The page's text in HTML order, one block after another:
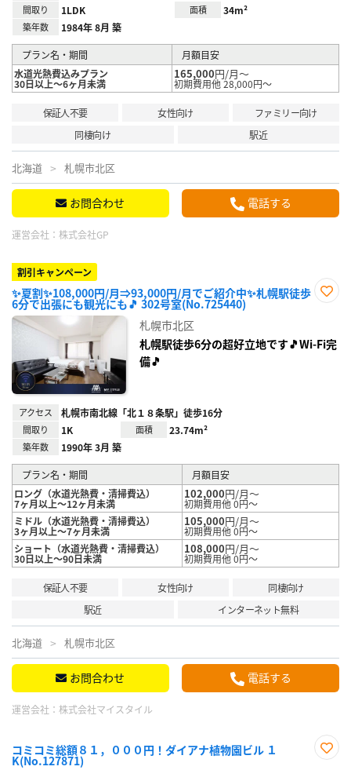
間取り 1LDK 面積 34m²
築年数 1984年 8月 築
プラン名・期間
月額目安
水道光熱費込みプラン
30日以上～6ヶ月未満
165,000円/月～
初期費用他 28,000円～
保証人不要 女性向け
ファミリー向け
同棲向け
駅近
北海道 札幌市北区
お問合わせ 電話する
運営会社： 株式会社GP
割引キャンペーン
✨夏割✨108,000円/月⇒93,000円/月でご紹介中✨札幌駅徒歩
6分で出張にも観光にも🎵 302号室(No.725440)
録
札幌市北区
札幌駅徒歩6分の超好立地です🎵Wi-Fi完
備🎵
アクセス 札幌市南北線「北１８条駅」徒歩16分
間取り 1K 面積 23.74m²
築年数 1990年 3月 築
プラン名・期間
月額目安
ロング（水道光熱費・清掃費込）
7ヶ月以上～12ヶ月未満
102,000円/月～
初期費用他 0円～
ミドル（水道光熱費・清掃費込）
3ヶ月以上～7ヶ月未満
105,000円/月～
初期費用他 0円～
ショート（水道光熱費・清掃費込）
30日以上～90日未満
108,000円/月～
初期費用他 0円～
保証人不要 女性向け
同棲向け
駅近
インターネット無料
北海道 札幌市北区
お問合わせ 電話する
運営会社： 株式会社マイスタイル
コミコミ総額８１，０００円！ダイアナ植物園ビル １
K(No.127871)